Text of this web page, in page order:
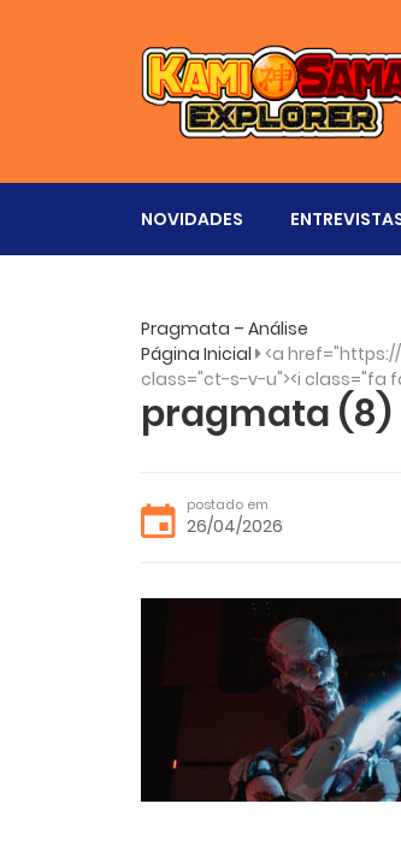
NOVIDADES
Pragmata – Análise
Página Inicial <a
class="ct-s-v-u"><i class="fa
pragmata (8)
postado em
26/04/2026